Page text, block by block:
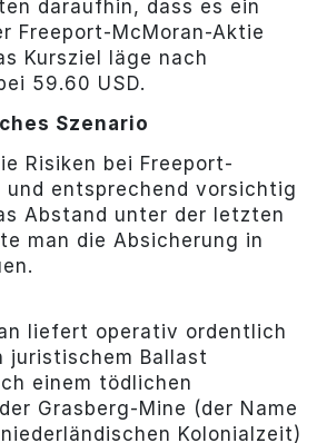
daraufhin, dass es ein
Freeport-McMoran-Aktie
Kursziel läge nach
59.60 USD.
Szenario
Risiken bei Freeport-
und entsprechend vorsichtig
Abstand unter der letzten
man die Absicherung in
liefert operativ ordentlich
juristischem Ballast
einem tödlichen
Grasberg-Mine (der Name
Kolonialzeit)